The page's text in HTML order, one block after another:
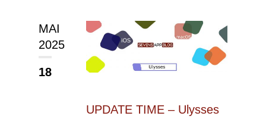
MAI
2025
18
UPDATE TIME – Ulysses